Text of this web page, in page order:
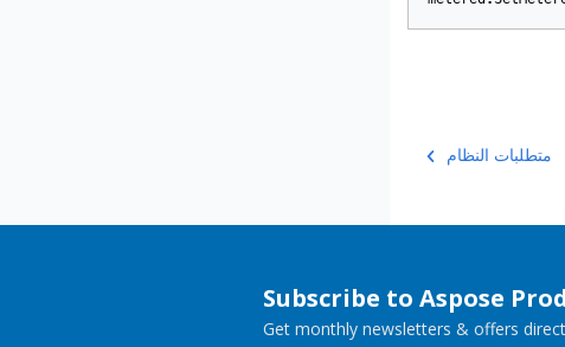
متطلبات النظام
Subscribe to Aspose
Get monthly newsletters & offers